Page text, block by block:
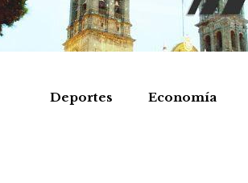
Deportes Economía